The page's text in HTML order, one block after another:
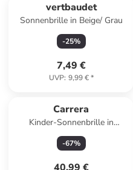
vertbaudet
Sonnenbrille in Beige/ Grau
-25%
7,49 €
UVP: 9,99 €*
Carrera
Kinder-Sonnenbrille in
Roségold/ Rosa
-67%